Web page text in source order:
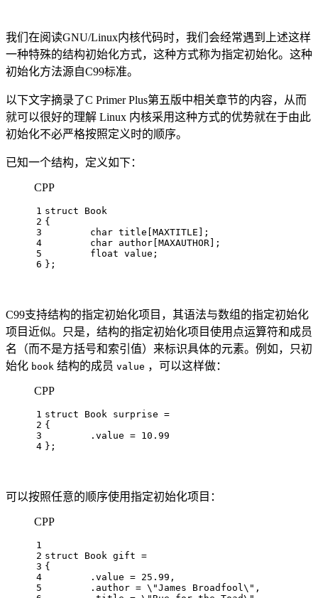
我们在阅读GNU/Linux内核代码时，我们会经常遇到上述这样
一种特殊的结构初始化方式，这种方式称为指定初始化。这种
初始化方法源自C99标准。
以下文字摘录了C Primer Plus第五版中相关章节的内容，从而
就可以很好的理解 Linux 内核采用这种方式的优势就在于由此
初始化不必严格按照定义时的顺序。
已知一个结构，定义如下：
CPP
1
2
3
4
5
6
struct
Book
{
char title[MAXTITLE];
char author[MAXAUTHOR];
float value;
};
C99支持结构的指定初始化项目，其语法与数组的指定初始化
项目近似。只是，结构的指定初始化项目使用点运算符和成员
名（而不是方括号和索引值）来标识具体的元素。例如，只初
始化 book 结构的成员 value ，可以这样做：
CPP
1
2
3
4
struct Book surprise =
{
	.value =
10.99
};
可以按照任意的顺序使用指定初始化项目：
CPP
1
2
3
4
5
struct Book gift =
{
	.value =
25.99 ,
	.author = \
"James